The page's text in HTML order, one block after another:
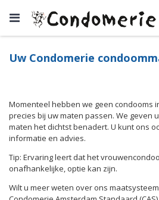
Uw Condomerie
Momenteel hebben we geen condooms
precies bij uw maten passen. We geven
maten het dichtst benadert. U kunt ons
informatie en advies.
Tip: Ervaring leert dat het
onafhankelijke, optie kan zijn.
Wilt u meer weten over ons